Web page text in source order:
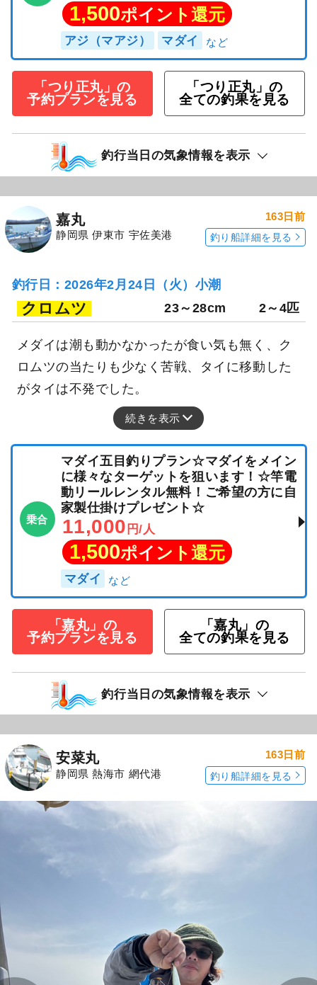
1,500ポイント還元
アジ（マアジ） マダイ
「つり正丸」の
予約プランを見る
「つり正丸」の
全ての釣果を見る
釣行当日の気象情報を表示
嘉丸
静岡県 伊東市 宇佐美港
163日前
釣り船詳細を見る
釣行日：2026年2月24日（火）小潮
クロムツ 23～28cm 2～4匹
メダイは潮も動かなかったが食い気も無く、ク
ロムツの当たりも少なく苦戦、タイに移動した
がタイは不発でした。
続きを表示
乗合
マダイ五目釣りプラン☆マダイをメイン
に様々なターゲットを狙います！☆竿電
動リールレンタル無料！ご希望の方に自
家製仕掛けプレゼント☆
11,000 円/人
1,500ポイント還元
マダイ
「嘉丸」の
予約プランを見る
「嘉丸」の
全ての釣果を見る
釣行当日の気象情報を表示
安菜丸
静岡県 熱海市 網代港
163日前
釣り船詳細を見る